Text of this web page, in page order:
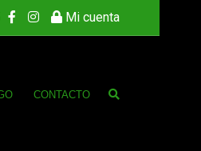
Mi cuenta
CONTACTO